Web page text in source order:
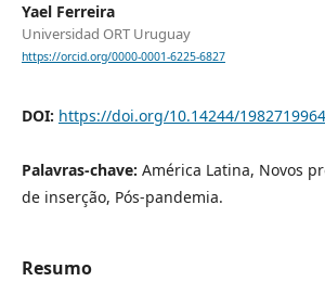
Yael Ferreira
Universidad ORT Uruguay
https://orcid.org/0000-0001-6225-6827
DOI: https://doi.org/10.14244/
Palavras-chave: América Latina, Novos
de inserção, Pós-pandemia.
Resumo